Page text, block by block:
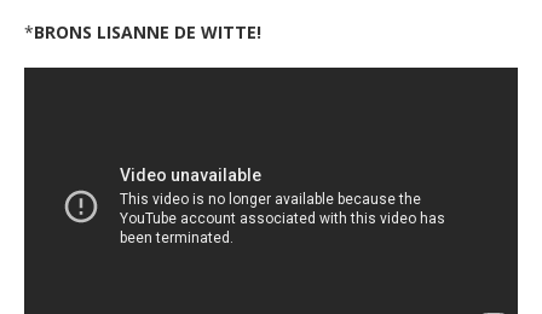
*BRONS LISANNE DE WITTE!